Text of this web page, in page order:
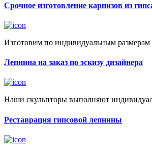
Срочное изготовление карнизов из
Изготовим по индивидуальным размерам
Лепнина на заказ по эскизу дизайнера
Наши скульпторы выполняют
Реставрация гипсовой лепнины